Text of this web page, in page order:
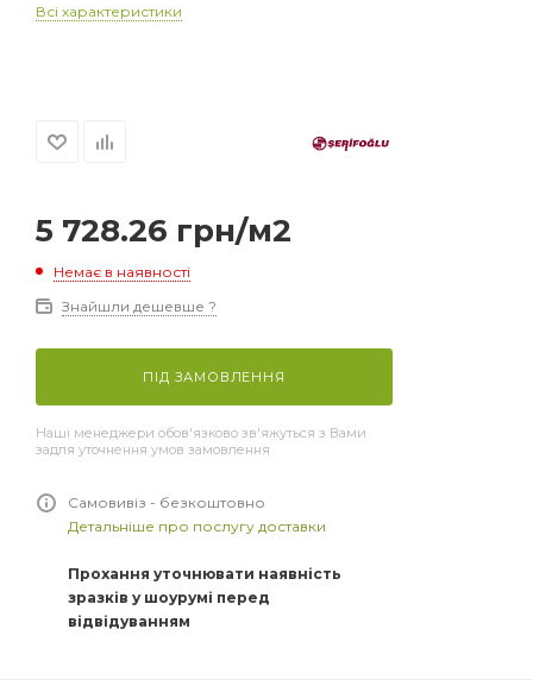
Всі характеристики
5 728.26 грн/м2
Немає в наявності
Знайшли дешевше ?
ПІД ЗАМОВЛЕННЯ
Наші менеджери обов'язково зв'яжуться з Вами
задля уточнення умов замовлення
Самовивіз - безкоштовно
Детальніше про послугу доставки
Прохання уточнювати наявність
зразків у шоурумі перед
відвідуванням